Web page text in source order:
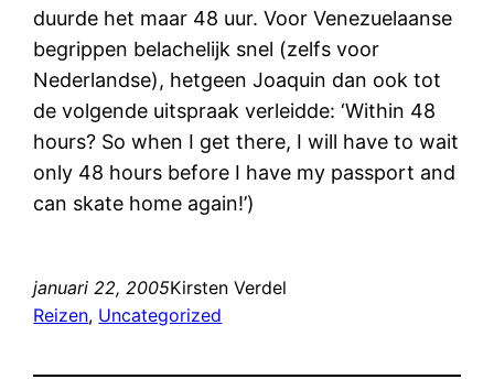
duurde het maar 48 uur. Voor Venezuelaanse
begrippen belachelijk snel (zelfs voor
Nederlandse), hetgeen Joaquin dan ook tot
de volgende uitspraak verleidde: ‘Within 48
hours? So when I get there, I will have to wait
only 48 hours before I have my passport and
can skate home again!’)
januari 22, 2005Kirsten Verdel
Reizen, Uncategorized